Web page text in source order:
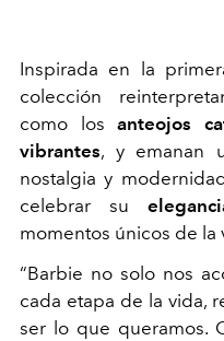
Inspirada en la
colección
como losanteojos
vibrantes, y emanan
nostalgia y
celebrar su
momentos únicos de la
“Barbie no solo nos
cada etapa de la vida,
ser lo que queramos.